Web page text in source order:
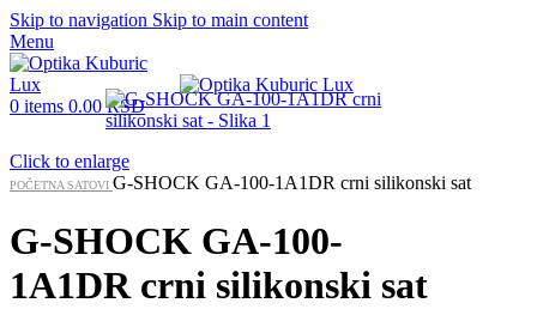
Skip to navigation Skip to main content
Menu
0 items 0.00RSD
Click to enlarge
POČETNA SATOVI G-SHOCK GA-100-1A1DR crni silikonski sat
G-SHOCK GA-100-
1A1DR crni silikonski sat